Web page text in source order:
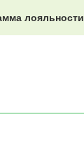
лояльности